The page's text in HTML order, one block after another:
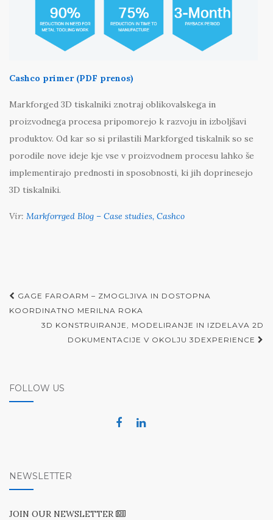
Cashco primer (PDF prenos)
Markforged 3D tiskalniki znotraj oblikovalskega in
proizvodnega procesa pripomorejo k razvoju in izboljšavi
produktov. Od kar so si prilastili Markforged tiskalnik so se
porodile nove ideje kje vse v proizvodnem procesu lahko še
implementirajo prednosti in sposobnosti, ki jih doprinesejo
3D tiskalniki.
Vir: Markforrged Blog – Case studies, Cashco
Post
navigation
GAGE FAROARM – ZMOGLJIVA IN DOSTOPNA
KOORDINATNO MERILNA ROKA
3D KONSTRUIRANJE, MODELIRANJE IN IZDELAVA 2D
DOKUMENTACIJE V OKOLJU 3DEXPERIENCE
FOLLOW US
NEWSLETTER
JOIN OUR NEWSLETTER